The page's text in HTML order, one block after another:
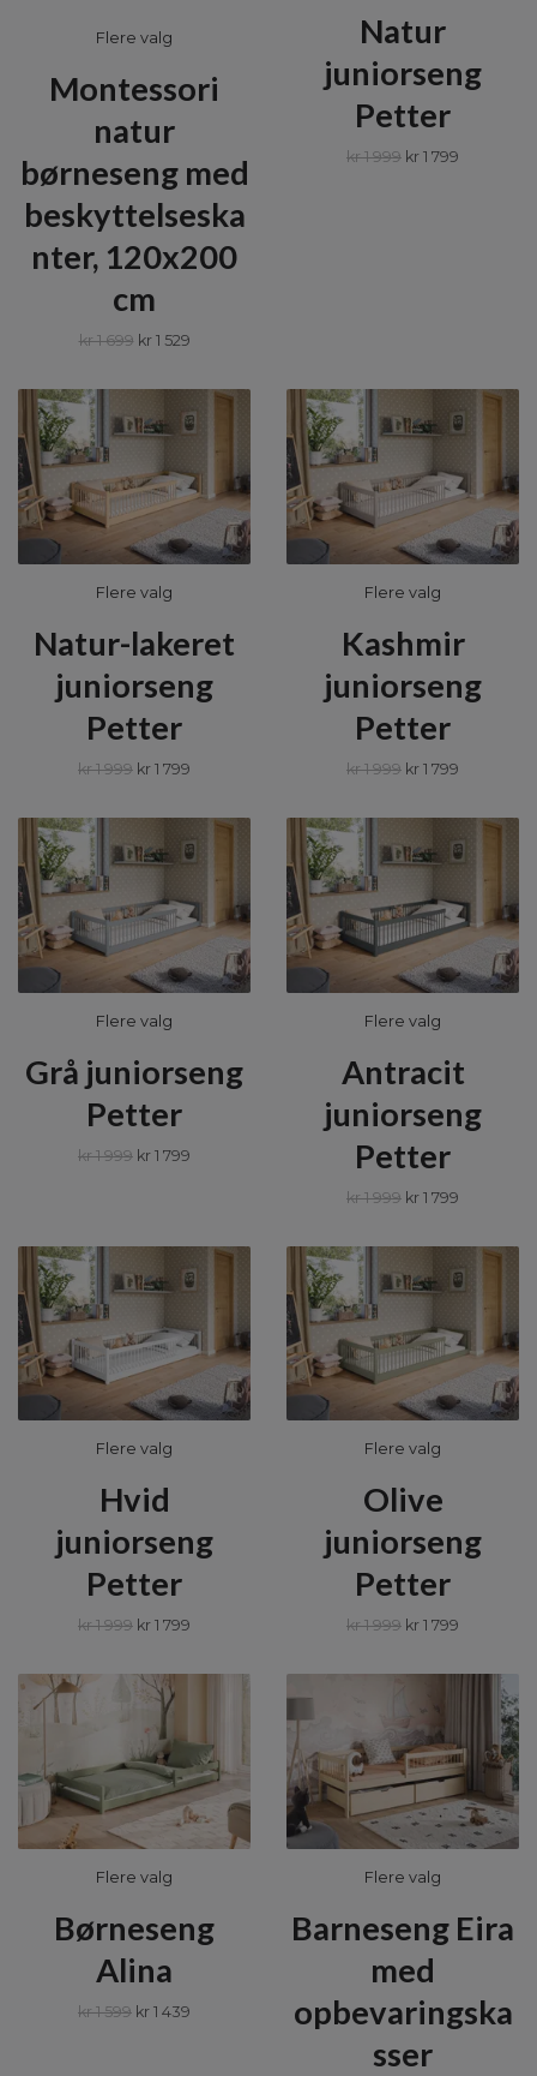
Flere valg
Montessori
natur
børneseng med
beskyttelseska
nter, 120x200
cm
kr 1 699 kr 1 529
Natur
juniorseng
Petter
kr 1 999 kr 1 799
Flere valg
Natur-lakeret
juniorseng
Petter
kr 1 999 kr 1 799
Flere valg
Kashmir
juniorseng
Petter
kr 1 999 kr 1 799
Flere valg
Grå juniorseng
Petter
kr 1 999 kr 1 799
Flere valg
Antracit
juniorseng
Petter
kr 1 999 kr 1 799
Flere valg
Hvid
juniorseng
Petter
kr 1 999 kr 1 799
Flere valg
Olive
juniorseng
Petter
kr 1 999 kr 1 799
Flere valg
Børneseng
Alina
kr 1 599 kr 1 439
Flere valg
Barneseng Eira
med
opbevaringska
sser